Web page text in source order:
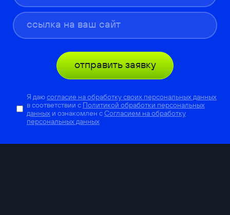
отправить заявку
Я даюсогласие на обработку своих персональных данных
в соответствии с Политикой обработки персональных
данныхи ознакомлен сСогласием на обработку
персональных данных